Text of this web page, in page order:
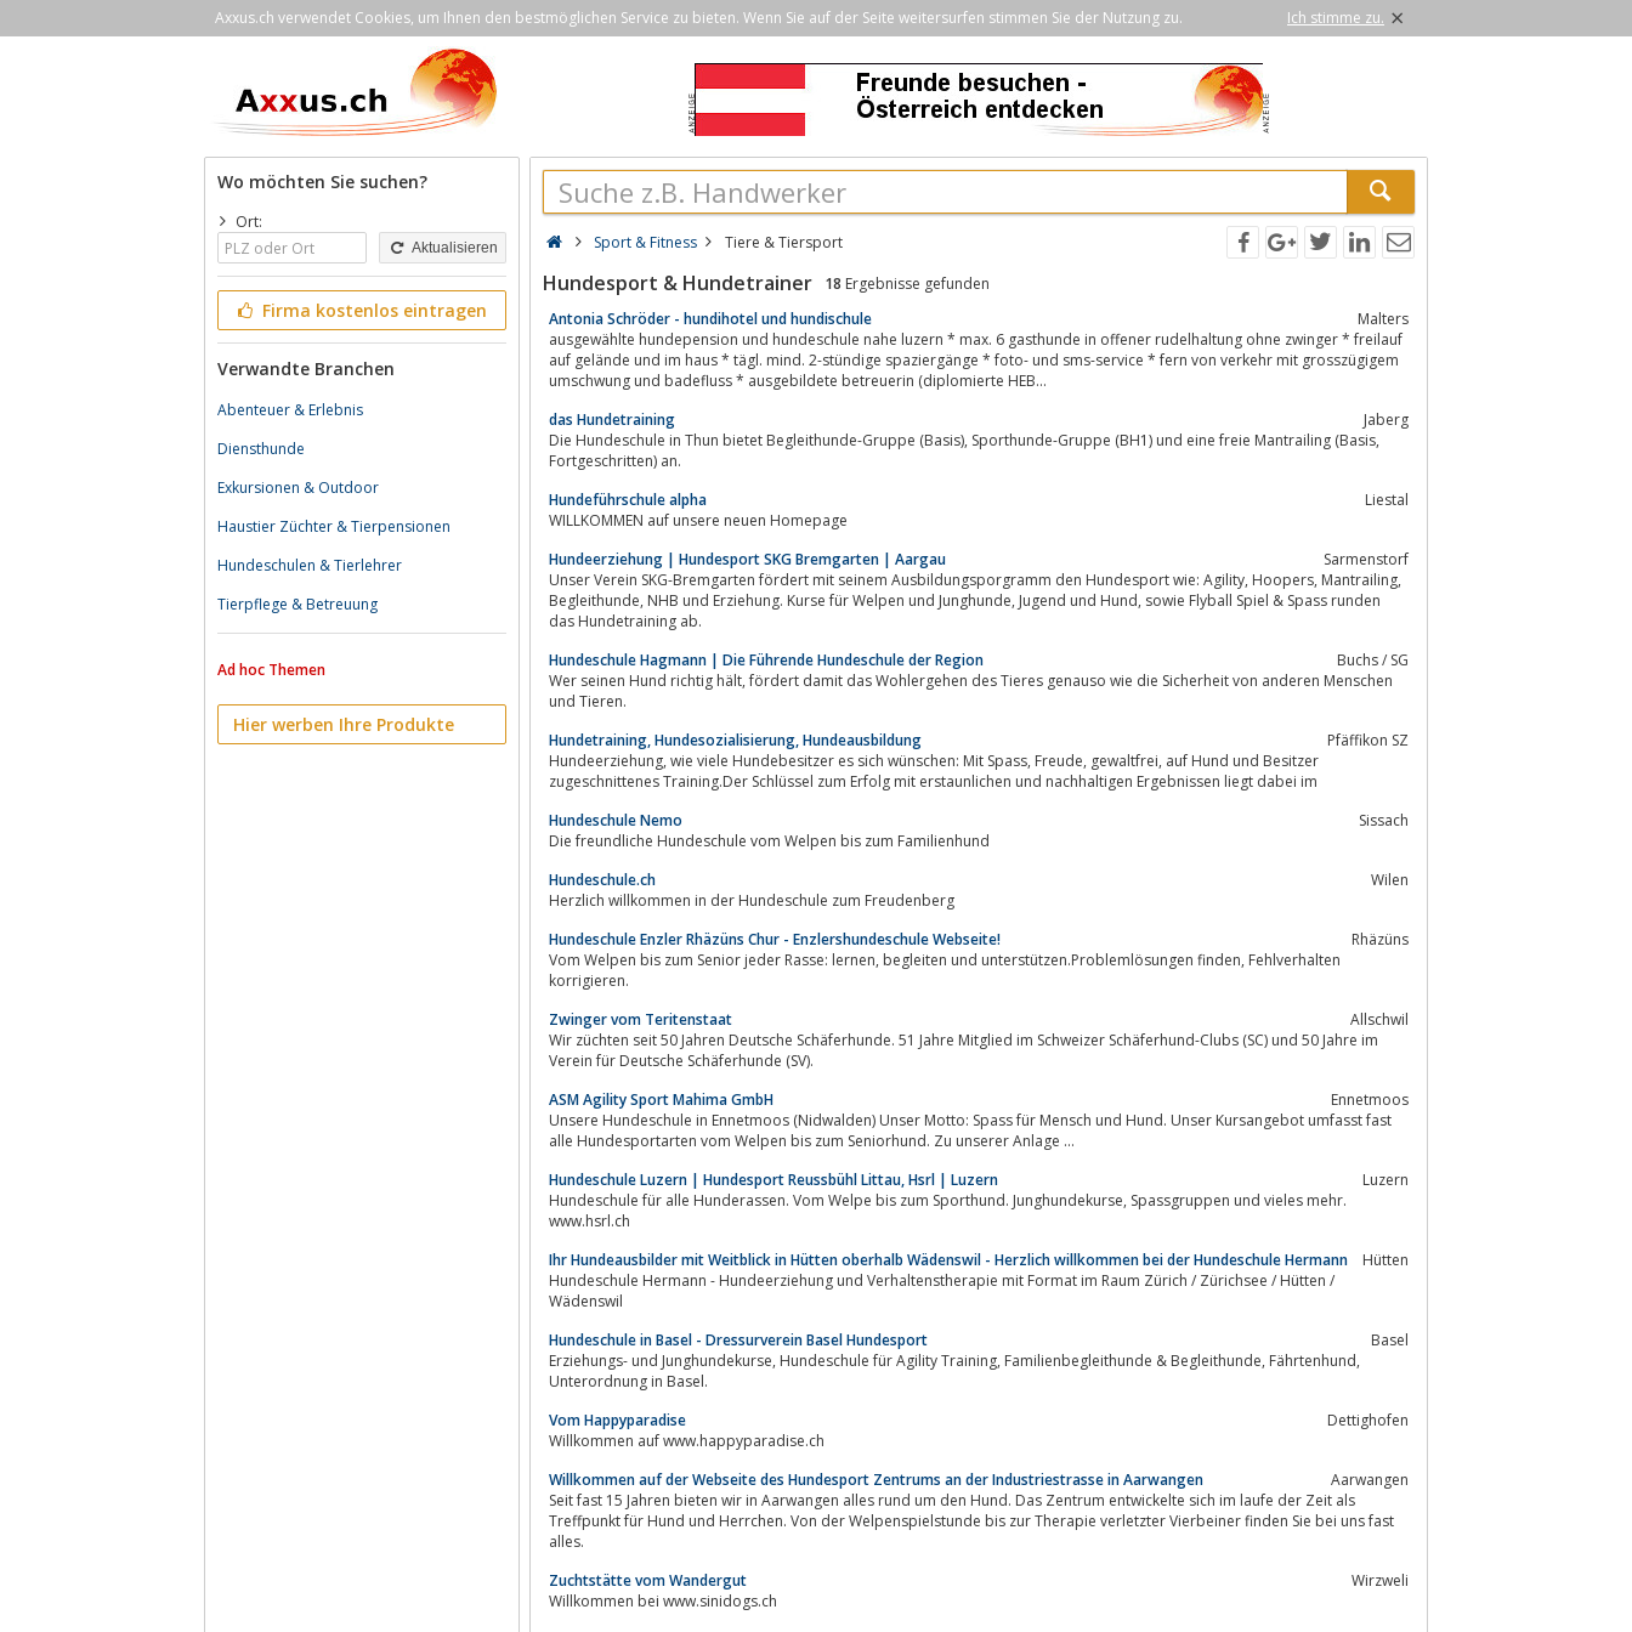
Axxus.ch verwendet Cookies, um Ihnen den bestmöglichen Service zu bieten. Wenn Sie auf der Seite weitersurfen stimmen Sie der Nutzung zu. Ich stimme zu. ×
Wo möchten Sie suchen?
Ort:
Aktualisieren
Firma kostenlos eintragen
Verwandte Branchen
Abenteuer & Erlebnis
Diensthunde
Exkursionen & Outdoor
Haustier Züchter & Tierpensionen
Hundeschulen & Tierlehrer
Tierpflege & Betreuung
Ad hoc Themen
Hier werben Ihre Produkte
Sport & Fitness Tiere & Tiersport
Hundesport & Hundetrainer 18 Ergebnisse gefunden
Antonia Schröder - hundihotel und hundischule
Malters
ausgewählte hundepension und hundeschule nahe luzern * max. 6 gasthunde in offener rudelhaltung ohne zwinger * freilauf
auf gelände und im haus * tägl. mind. 2-stündige spaziergänge * foto- und sms-service * fern von verkehr mit grosszügigem
umschwung und badefluss * ausgebildete betreuerin (diplomierte HEB...
das Hundetraining
Jaberg
Die Hundeschule in Thun bietet Begleithunde-Gruppe (Basis), Sporthunde-Gruppe (BH1) und eine freie Mantrailing (Basis,
Fortgeschritten) an.
Hundeführschule alpha
Liestal
WILLKOMMEN auf unsere neuen Homepage
Hundeerziehung | Hundesport SKG Bremgarten | Aargau
Sarmenstorf
Unser Verein SKG-Bremgarten fördert mit seinem Ausbildungsporgramm den Hundesport wie: Agility, Hoopers, Mantrailing,
Begleithunde, NHB und Erziehung. Kurse für Welpen und Junghunde, Jugend und Hund, sowie Flyball Spiel & Spass runden
das Hundetraining ab.
Hundeschule Hagmann | Die Führende Hundeschule der Region
Buchs / SG
Wer seinen Hund richtig hält, fördert damit das Wohlergehen des Tieres genauso wie die Sicherheit von anderen Menschen
und Tieren.
Hundetraining, Hundesozialisierung, Hundeausbildung
Pfäffikon SZ
Hundeerziehung, wie viele Hundebesitzer es sich wünschen: Mit Spass, Freude, gewaltfrei, auf Hund und Besitzer
zugeschnittenes Training.Der Schlüssel zum Erfolg mit erstaunlichen und nachhaltigen Ergebnissen liegt dabei im
Hundeschule Nemo
Sissach
Die freundliche Hundeschule vom Welpen bis zum Familienhund
Hundeschule.ch
Wilen
Herzlich willkommen in der Hundeschule zum Freudenberg
Hundeschule Enzler Rhäzüns Chur - Enzlershundeschule Webseite!
Rhäzüns
Vom Welpen bis zum Senior jeder Rasse: lernen, begleiten und unterstützen.Problemlösungen finden, Fehlverhalten
korrigieren.
Zwinger vom Teritenstaat
Allschwil
Wir züchten seit 50 Jahren Deutsche Schäferhunde. 51 Jahre Mitglied im Schweizer Schäferhund-Clubs (SC) und 50 Jahre im
Verein für Deutsche Schäferhunde (SV).
ASM Agility Sport Mahima GmbH
Ennetmoos
Unsere Hundeschule in Ennetmoos (Nidwalden) Unser Motto: Spass für Mensch und Hund. Unser Kursangebot umfasst fast
alle Hundesportarten vom Welpen bis zum Seniorhund. Zu unserer Anlage ...
Hundeschule Luzern | Hundesport Reussbühl Littau, Hsrl | Luzern
Luzern
Hundeschule für alle Hunderassen. Vom Welpe bis zum Sporthund. Junghundekurse, Spassgruppen und vieles mehr.
www.hsrl.ch
Ihr Hundeausbilder mit Weitblick in Hütten oberhalb Wädenswil - Herzlich willkommen bei der Hundeschule Hermann
Hütten
Hundeschule Hermann - Hundeerziehung und Verhaltenstherapie mit Format im Raum Zürich / Zürichsee / Hütten /
Wädenswil
Hundeschule in Basel - Dressurverein Basel Hundesport
Basel
Erziehungs- und Junghundekurse, Hundeschule für Agility Training, Familienbegleithunde & Begleithunde, Fährtenhund,
Unterordnung in Basel.
Vom Happyparadise
Dettighofen
Willkommen auf www.happyparadise.ch
Willkommen auf der Webseite des Hundesport Zentrums an der Industriestrasse in Aarwangen
Aarwangen
Seit fast 15 Jahren bieten wir in Aarwangen alles rund um den Hund. Das Zentrum entwickelte sich im laufe der Zeit als
Treffpunkt für Hund und Herrchen. Von der Welpenspielstunde bis zur Therapie verletzter Vierbeiner finden Sie bei uns fast
alles.
Zuchtstätte vom Wandergut
Wirzweli
Willkommen bei www.sinidogs.ch